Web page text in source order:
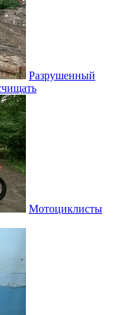
Разрушенный
Мотоциклисты